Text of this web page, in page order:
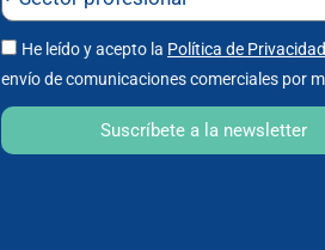
He leído y acepto la Política de Privacidad
envío de comunicaciones comerciales por
Suscríbete a la newsletter